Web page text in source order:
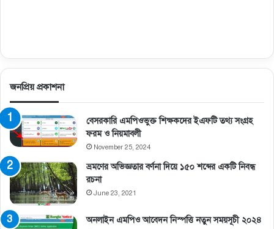
জনপ্রিয় প্রকাশনা
বেসরকারি এমপিওভুক্ত শিক্ষকদের ইএফটি তথ্য সংগ্রহ
ফরম ও নিয়মাবলী
November 25, 2024
ভ্রমণের অভিজ্ঞতার বর্ণনা দিয়ে ১৫০ শব্দের একটি নিবন্ধ
রচনা
June 23, 2021
অনলাইন এমপিও আবেদন নিস্পত্তি নতুন সময়সূচী ২০২৪